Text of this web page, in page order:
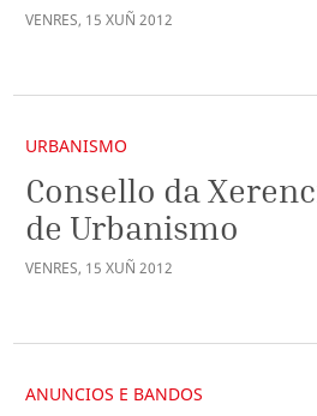
VENRES, 15 XUÑ 2012
URBANISMO
Consello da
de Urbanismo
VENRES, 15 XUÑ 2012
ANUNCIOS E BANDOS